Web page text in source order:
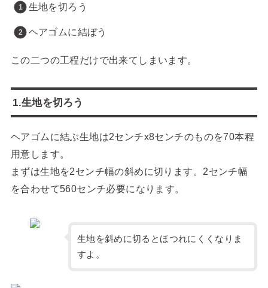
生地を切ろう
ヘアゴムに結ぼう
この二つの工程だけで出来てしまいます。
1.生地を切ろう
ヘアゴムに結ぶ生地は2センチx8センチのものを70本程
用意します。
まずは生地を2センチ幅の斜めに切ります。2センチ幅
を合わせて560センチ必要になります。
生地を斜めに切るとほつれにくくなりま
すよ。